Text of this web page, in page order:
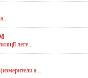
леге...
а...